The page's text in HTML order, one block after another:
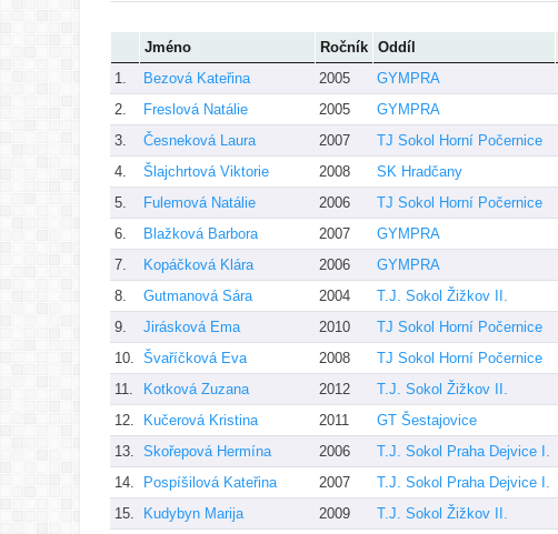
Jméno Ročník Oddíl
1.
Bezová Kateřina 2005 GYMPRA
2.
Freslová Natálie 2005 GYMPRA
3.
Česneková Laura 2007 TJ Sokol Horní Počernice
4.
Šlajchrtová Viktorie 2008 SK Hradčany
5.
Fulemová Natálie 2006 TJ Sokol Horní Počernice
6.
Blažková Barbora 2007 GYMPRA
7.
Kopáčková Klára 2006 GYMPRA
8.
Gutmanová Sára 2004 T.J. Sokol Žižkov II.
9.
Jirásková Ema 2010 TJ Sokol Horní Počernice
10.
Švaříčková Eva 2008 TJ Sokol Horní Počernice
11.
Kotková Zuzana 2012 T.J. Sokol Žižkov II.
12.
Kučerová Kristina 2011 GT Šestajovice
13.
Skořepová Hermína 2006 T.J. Sokol Praha Dejvice I.
14.
Pospíšilová Kateřina 2007 T.J. Sokol Praha Dejvice I.
15.
Kudybyn Marija 2009 T.J. Sokol Žižkov II.